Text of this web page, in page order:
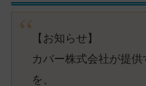
【お知らせ】
カバー株式会社が提
を、